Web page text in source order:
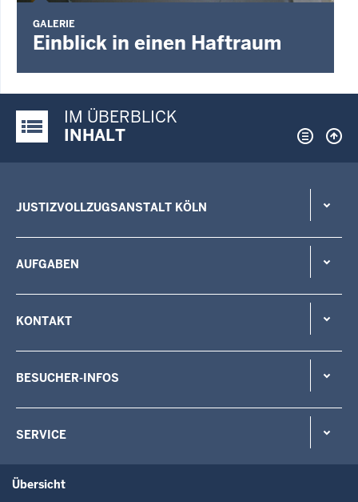
GALERIE
Einblick in einen Haftraum
Justiz-Portal im Überblick:
IM ÜBERBLICK
INHALT
JUSTIZVOLLZUGSANSTALT KÖLN
AUFGABEN
KONTAKT
BESUCHER-INFOS
SERVICE
Übersicht